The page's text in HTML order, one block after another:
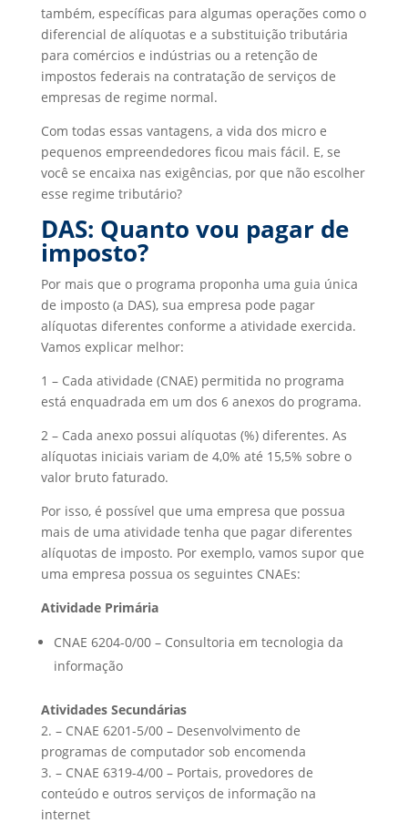
também, específicas para algumas operações como o
diferencial de alíquotas e a substituição tributária
para comércios e indústrias ou a retenção de
impostos federais na contratação de serviços de
empresas de regime normal.
Com todas essas vantagens, a vida dos micro e
pequenos empreendedores ficou mais fácil. E, se
você se encaixa nas exigências, por que não escolher
esse regime tributário?
DAS: Quanto vou pagar de
imposto?
Por mais que o programa proponha uma guia única
de imposto (a DAS), sua empresa pode pagar
alíquotas diferentes conforme a atividade exercida.
Vamos explicar melhor:
1 – Cada atividade (CNAE) permitida no programa
está enquadrada em um dos 6 anexos do programa.
2 – Cada anexo possui alíquotas (%) diferentes. As
alíquotas iniciais variam de 4,0% até 15,5% sobre o
valor bruto faturado.
Por isso, é possível que uma empresa que possua
mais de uma atividade tenha que pagar diferentes
alíquotas de imposto. Por exemplo, vamos supor que
uma empresa possua os seguintes CNAEs:
Atividade Primária
CNAE 6204-0/00 – Consultoria em tecnologia da
informação
Atividades Secundárias
2. – CNAE 6201-5/00 – Desenvolvimento de
programas de computador sob encomenda
3. – CNAE 6319-4/00 – Portais, provedores de
conteúdo e outros serviços de informação na
internet